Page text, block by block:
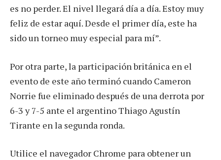
es no perder. El nivel llegará día a día. Estoy muy
feliz de estar aquí. Desde el primer día, este ha
sido un torneo muy especial para mí”.
Por otra parte, la participación británica en el
evento de este año terminó cuando Cameron
Norrie fue eliminado después de una derrota por
6-3 y 7-5 ante el argentino Thiago Agustín
Tirante en la segunda ronda.
Utilice el navegador Chrome para obtener un